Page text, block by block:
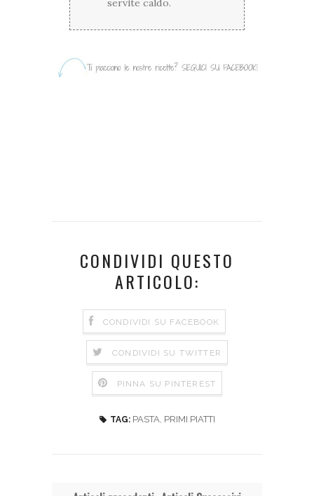
servite caldo.
CONDIVIDI QUESTO
ARTICOLO:
CONDIVIDI SU FACEBOOK
CONDIVIDI SU TWITTER
PINNA SU PINTEREST
TAG: PASTA PRIMI PIATTI